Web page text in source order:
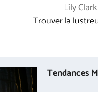
Lily Clark
Trouver la
Tendances